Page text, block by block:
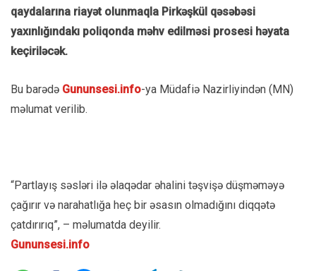
qaydalarına riayət olunmaqla Pirkəşkül qəsəbəsi
yaxınlığındakı poliqonda məhv edilməsi prosesi həyata
keçiriləcək.
Bu barədə Gununsesi.info-ya Müdafiə Nazirliyindən (MN)
məlumat verilib.
“Partlayış səsləri ilə əlaqədar əhalini təşvişə düşməməyə
çağırır və narahatlığa heç bir əsasın olmadığını diqqətə
çatdırırıq”, – məlumatda deyilir.
Gununsesi.info